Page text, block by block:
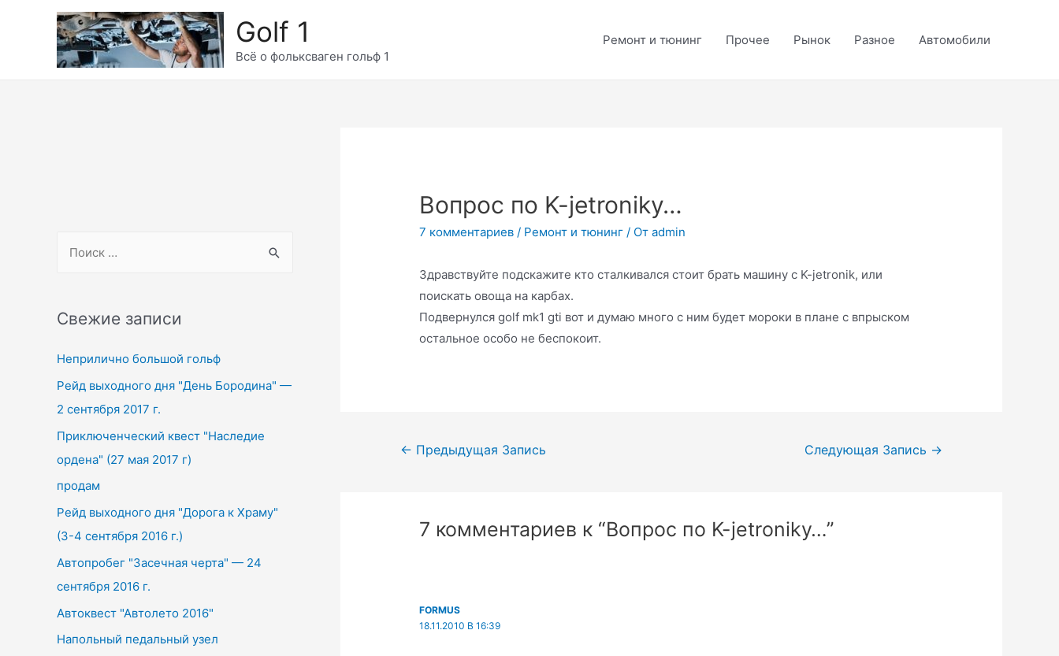
содержимому
Golf 1
Всё о фольксваген гольф 1
Ремонт и тюнинг Прочее Рынок Разное Автомобили
r
h
f
o
r
:
Свежие записи
Неприлично большой гольф
Рейд выходного дня "День Бородина" —
2 сентября 2017 г.
Приключенческий квест "Наследие
ордена" (27 мая 2017 г)
продам
Рейд выходного дня "Дорога к Храму"
(3-4 сентября 2016 г.)
Автопробег "Засечная черта" — 24
сентября 2016 г.
Автоквест "Автолето 2016"
Напольный педальный узел
Вопрос по K-jetroniky…
7 комментариев / Ремонт и тюнинг / От admin
Здравствуйте подскажите кто сталкивался стоит брать машину с K-jetronik, или
поискать овоща на карбах.
Подвернулся golf mk1 gti вот и думаю много с ним будет мороки в плане с впрыском
остальное особо не беспокоит.
Навигация
← Предыдущая Запись Следующая Запись →
7 комментариев к “Вопрос по K-jetroniky…”
FORMUS
18.11.2010 В 16:39